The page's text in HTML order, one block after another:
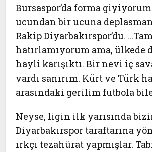
Bursaspor’da forma
ucundan bir ucuna
Rakip Diyarbakırspor’du.
hatırlamıyorum ama, ülkede
hayli karışıktı. Bir nevi iç
vardı sanırım. Kürt ve Türk
arasındaki gerilim futbola bile
Neyse, ligin ilk yarısında
Diyarbakırspor taraftarına
ırkçı tezahürat yapmışlar.